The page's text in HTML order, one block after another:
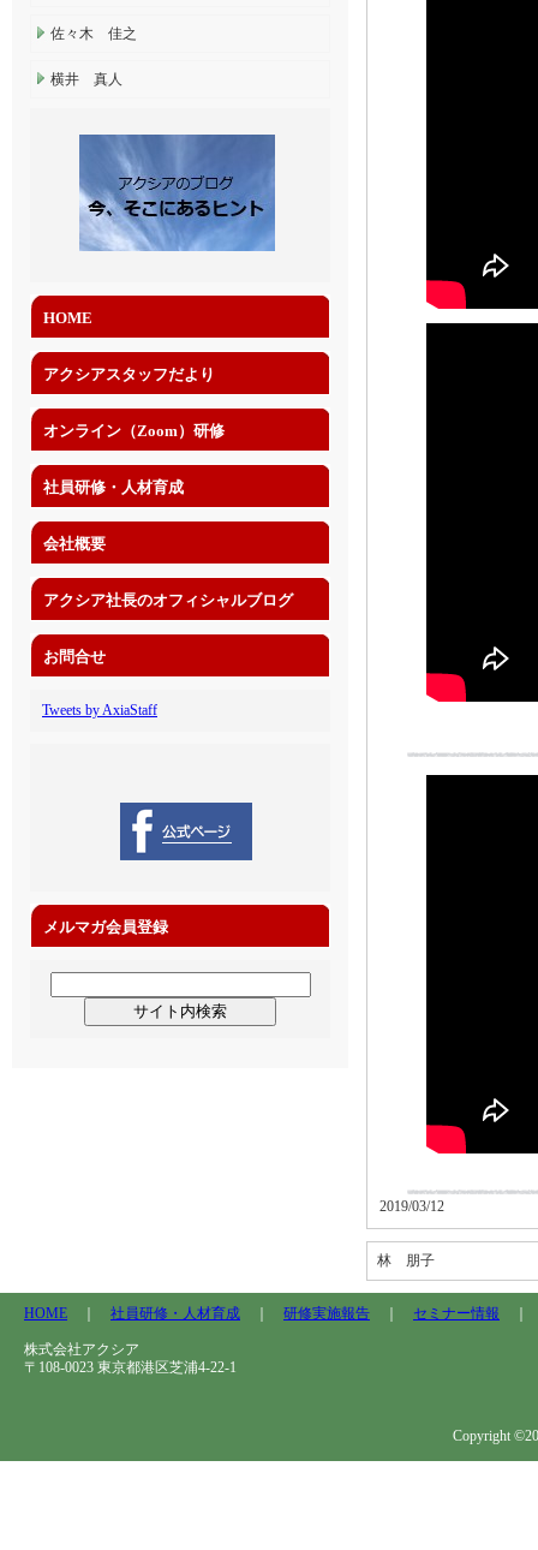
2019/03/12
林 朋子
佐々木 佳之
横井 真人
HOME
アクシアスタッフだより
オンライン（Zoom）研修
社員研修・人材育成
会社概要
アクシア社長のオフィシャルブログ
お問合せ
Tweets by AxiaStaff
メルマガ会員登録
HOME 社員研修・人材育成 研修実施報告 セミナー情報
株式会社アクシア
〒108-0023 東京都港区芝浦4-22-1
Copyright